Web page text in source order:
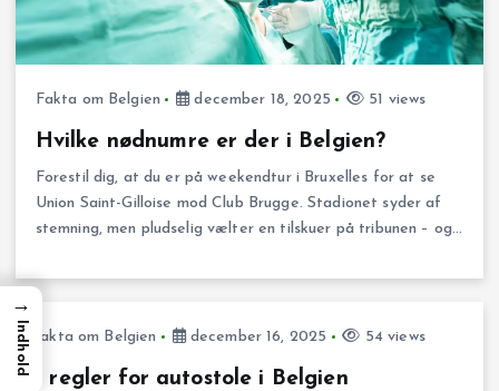
Fakta om Belgien december 18, 2025 51 views
Hvilke nødnumre er der i Belgien?
Forestil dig, at du er på weekendtur i Bruxelles for at se
Union Saint-Gilloise mod Club Brugge. Stadionet syder af
stemning, men pludselig vælter en tilskuer på tribunen – og…
Fakta om Belgien december 16, 2025 54 views
7 regler for autostole i Belgien
→
Indhold